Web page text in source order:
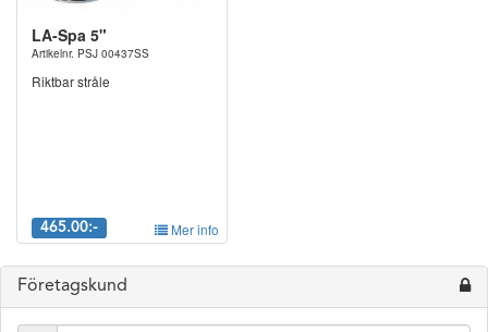
LA-Spa 5"
Artikelnr. PSJ 00437SS
Riktbar stråle
465.00:- Mer info
Företagskund